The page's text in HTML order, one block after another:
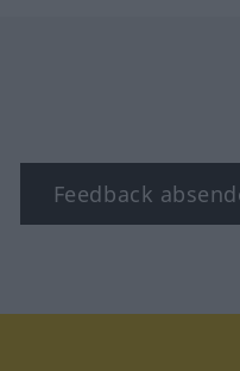
Feedback